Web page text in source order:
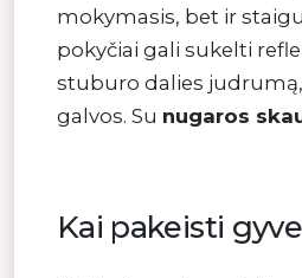
mokymasis, bet ir
pokyčiai gali sukelti
stuburo dalies
galvos. Su nugaros
Kai pakeisti